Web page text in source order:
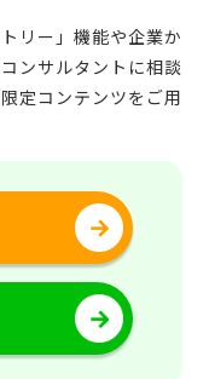
リー」機能や企業か
ンサルタントに相談
定コンテンツをご用